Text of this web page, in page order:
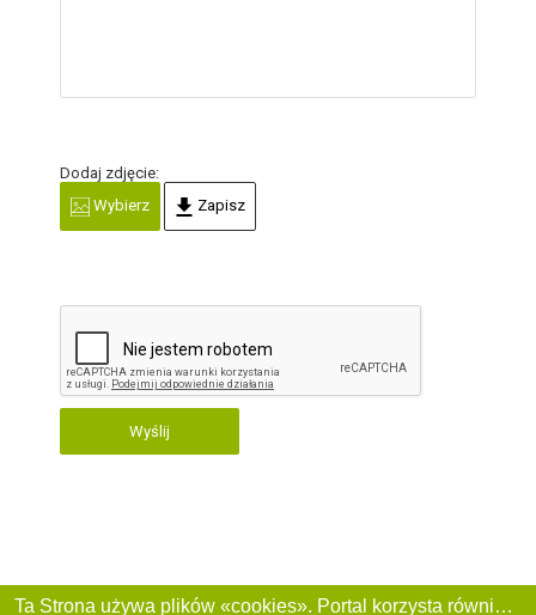
Dodaj zdjęcie:
Wybierz
Zapisz
Wyślij
Ta Strona używa plików «cookies». Portal korzysta również z serwisu internetowego do zbierania danych technicznych o odwiedzających w celu uzyskania informacji marketingowych i statystycznych. Warunki przetwarzania danych odwiedzających Stronę, patrz: